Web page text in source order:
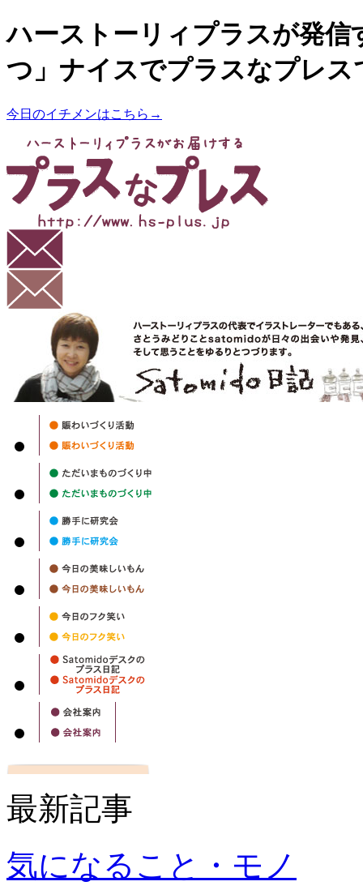
ハーストーリィプラスが発信
つ」ナイスでプラスなプレス
今日のイチメンはこちら→
最新記事
気になること・モノ